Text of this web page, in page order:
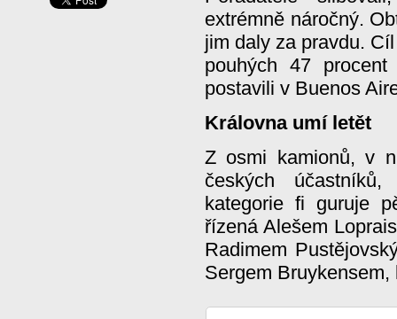
extrémně náročný.
jim daly za pravdu.
pouhých 47
postavili v Buenos
Královna umí letět
Z osmi kamionů, v
českých
kategorie fi guruje
řízená Alešem
Radimem
Sergem